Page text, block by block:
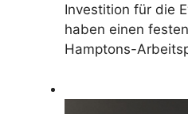
Investition für die
haben einen
Hamptons-